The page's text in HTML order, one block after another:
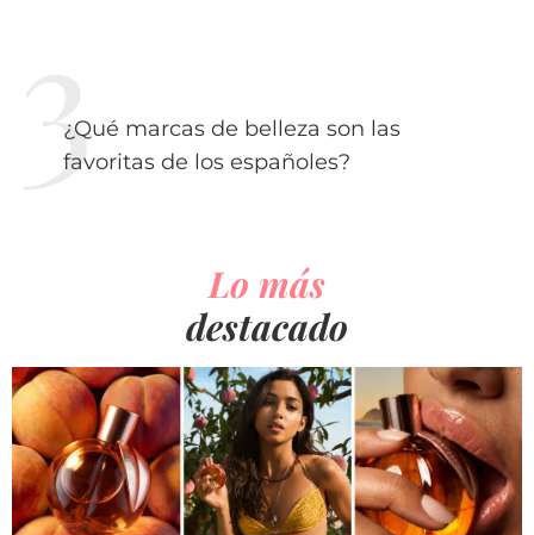
¿Qué marcas de belleza son las
favoritas de los españoles?
Lo más
destacado